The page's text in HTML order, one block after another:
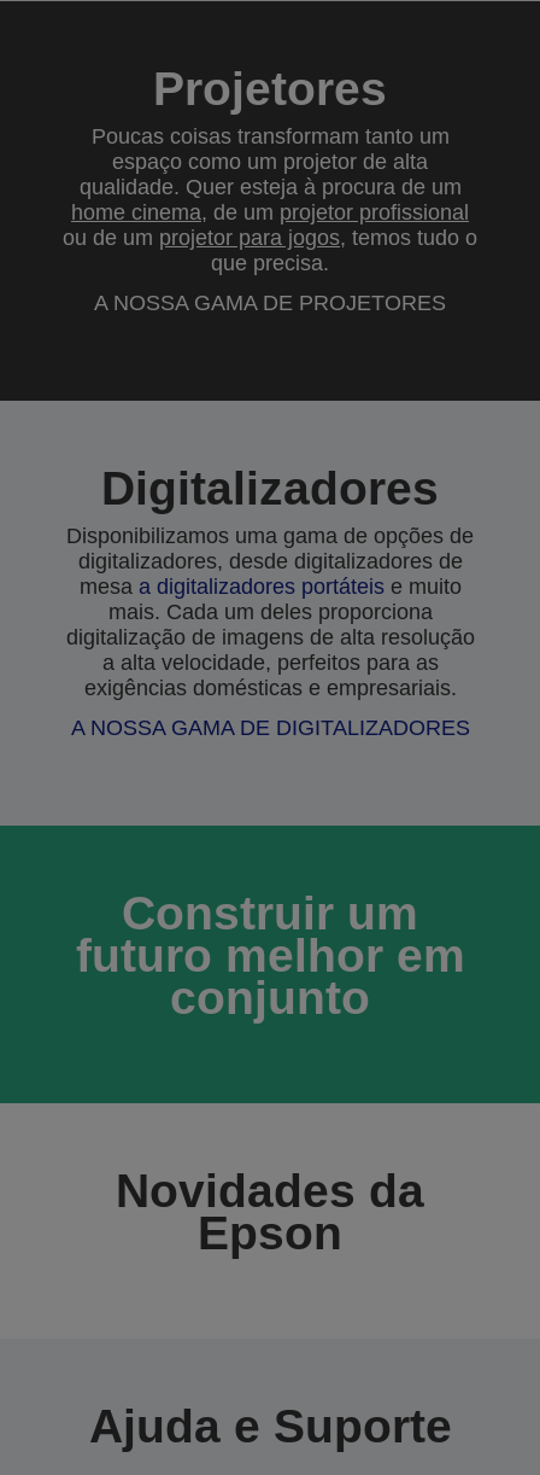
Projetores
Poucas coisas transformam tanto um
espaço como um projetor de alta
qualidade. Quer esteja à procura de um
home cinema, de um projetor profissional
ou de um projetor para jogos, temos tudo o
que precisa.
A NOSSA GAMA DE PROJETORES
Digitalizadores
Disponibilizamos uma gama de opções de
digitalizadores, desde digitalizadores de
mesaa digitalizadores portáteise muito
mais. Cada um deles proporciona
digitalização de imagens de alta resolução
a alta velocidade, perfeitos para as
exigências domésticas e empresariais.
A NOSSA GAMA DE DIGITALIZADORES
Construir um
futuro melhor em
conjunto
Novidades da
Epson
Ajuda e Suporte